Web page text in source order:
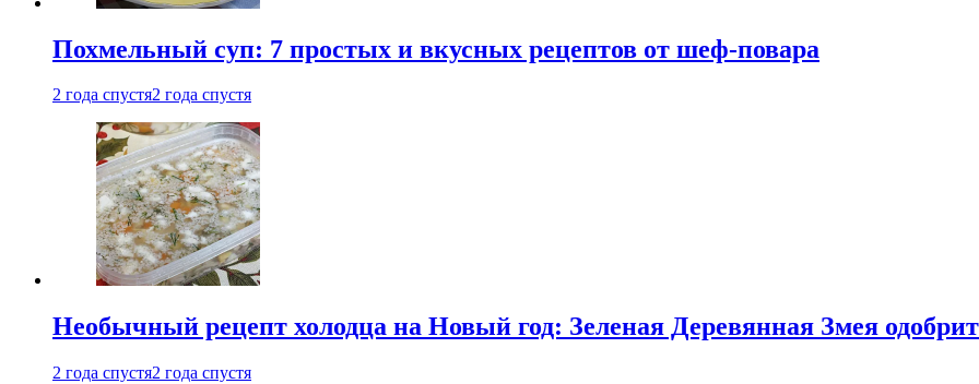
Похмельный суп: 7 простых и вкусных рецептов от шеф-повара
2 года спустя2 года спустя
Необычный рецепт холодца на Новый год: Зеленая Деревянная Змея одобрит
2 года спустя2 года спустя